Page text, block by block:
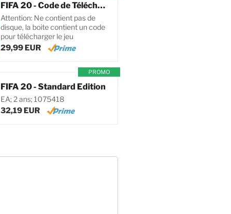
FIFA 20 - Code de Téléchargement pour PC
Attention: Ne contient pas de
disque, la boite contient un code
pour télécharger le jeu
29,99 EUR
PROMO
FIFA 20 - Standard Edition
EA; 2 ans; 1075418
32,19 EUR